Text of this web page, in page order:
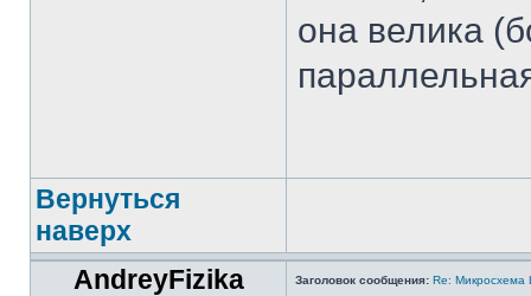
она велика
Вернуться
наверх
AndreyFizika
Заголовок сообщения: Re: